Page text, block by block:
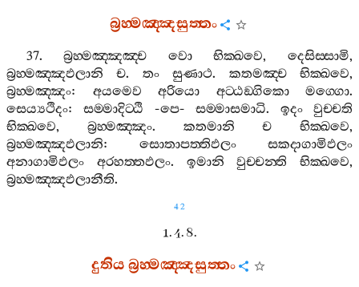
බ්‍රහ‍්මඤ‍්ඤසුත‍්තං
37.බ්‍රහ‍්මඤ‍්ඤඤ‍්ච වො භික‍්ඛවෙ, දෙසිස‍්සාමි,
බ්‍රහ‍්මඤ‍්ඤඵලානි
ච. තං සුණාථ. කතමඤ‍්ච භික‍්ඛවෙ,
බ්‍රහ‍්මඤ‍්ඤං: අයමෙව අරියො අට‍්ඨඞ‍්ගිකො මග‍්ගො.
සෙය්‍යථිදං:සම‍්මාදිට‍්ඨි -පෙ-සම‍්මාසමාධි. ඉදං
වුච‍්චති
භික‍්ඛවෙ, බ්‍රහ‍්මඤ‍්ඤං. කතමානි ච භික‍්ඛවෙ,
බ්‍රහ‍්මඤ‍්ඤඵලානි: සොතාපත‍්තිඵලං
සකදාගාමිඵලං
අනාගාමිඵලං
අරහත‍්තඵලං. ඉමානි වුච‍්චන‍්ති භික‍්ඛවෙ,
බ්‍රහ‍්මඤ‍්ඤඵලානීති.
42
1. 4. 8.
දුතියබ්‍රහ‍්මඤ‍්ඤසුත‍්තං